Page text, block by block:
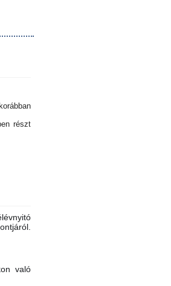
részt
való